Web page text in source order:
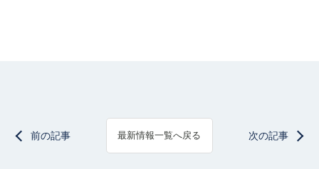
前の記事 最新情報一覧へ戻る 次の記事